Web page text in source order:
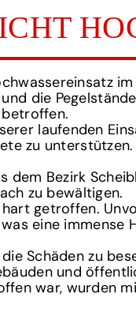
die
laufenden
zu unterstützen.
Bezirk
zu bewältigen.
getroffen.
eine immense
Schäden zu
und
war, wurden